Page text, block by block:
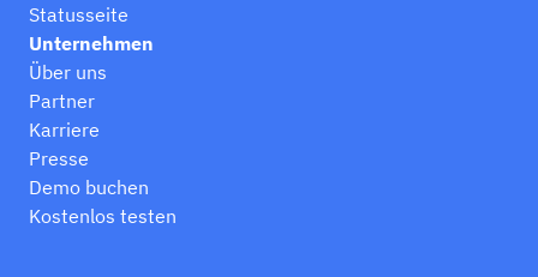
Statusseite
Unternehmen
Über uns
Partner
Karriere
Presse
Demo buchen
Kostenlos testen